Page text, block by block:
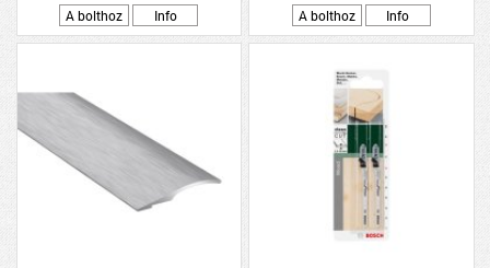
A bolthoz
Info
A bolthoz
Info